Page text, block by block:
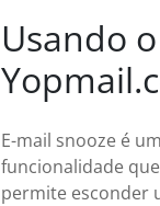
Usando
E-mail snooze é
funcionalidade
permite esconder